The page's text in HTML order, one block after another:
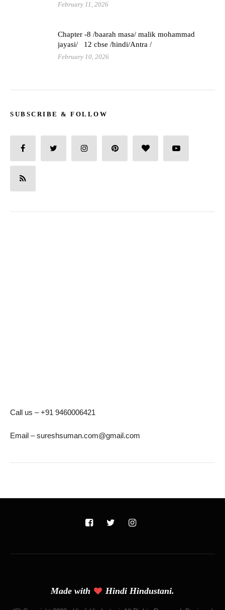
February 11, 2026
Chapter -8 /baarah masa/ malik mohammad
jayasi/ 12 cbse /hindi/Antra /
February 10, 2026
SUBSCRIBE & FOLLOW
Call us – +91 9460006421
Email – sureshsuman.com@gmail.com
Made with Hindi Hindustani.